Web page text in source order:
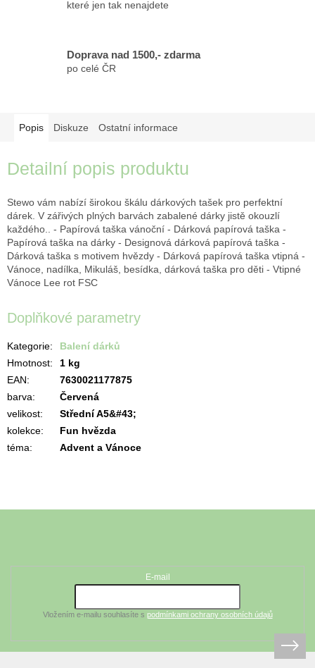
které jen tak nenajdete
Doprava nad 1500,- zdarma
po celé ČR
Popis Diskuze Ostatní informace
Detailní popis produktu
Stewo vám nabízí širokou škálu dárkových tašek pro perfektní
dárek. V zářivých plných barvách zabalené dárky jistě okouzlí
každého.. - Papírová taška vánoční - Dárková papírová taška -
Papírová taška na dárky - Designová dárková papírová taška -
Dárková taška s motivem hvězdy - Dárková papírová taška vtipná -
Vánoce, nadílka, Mikuláš, besídka, dárková taška pro děti - Vtipné
Vánoce Lee rot FSC
Doplňkové parametry
Kategorie:
Balení dárků
Hmotnost:
1 kg
EAN:
7630021177875
barva:
Červená
velikost:
Střední A5&#43;
kolekce:
Fun hvězda
téma: Advent a Vánoce
E-mail
Vložením e-mailu souhlasíte s podmínkami ochrany osobních údajů